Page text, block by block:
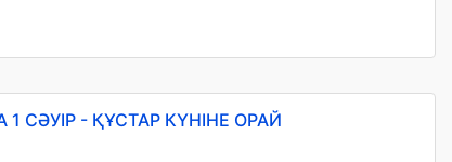
СӘУІР - ҚҰСТАР КҮНІНЕ ОРАЙ